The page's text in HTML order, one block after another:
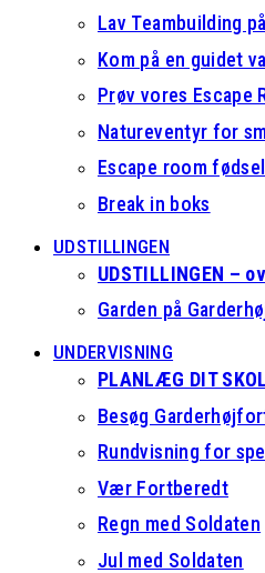
Lav Teambuilding
Kom på en guidet
Prøv vores Escape
Natureventyr for
Escape room
Break in boks
UDSTILLINGEN
UDSTILLINGEN –
Garden på
UNDERVISNING
PLANLÆG DIT
Besøg
Rundvisning for
Vær Fortberedt
Regn med Soldaten
Jul med Soldaten